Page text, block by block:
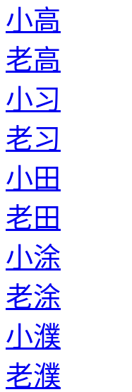
小高
老高
小习
老习
小田
老田
小涂
老涂
小濮
老濮